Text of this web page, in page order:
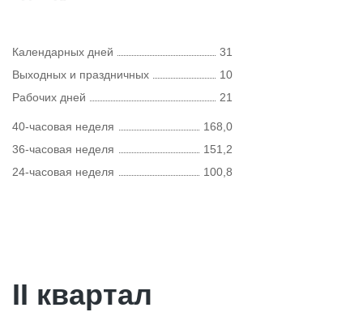
Календарных дней
31
Выходных и праздничных
10
Рабочих дней
21
40-часовая неделя
168,0
36-часовая неделя
151,2
24-часовая неделя
100,8
II квартал